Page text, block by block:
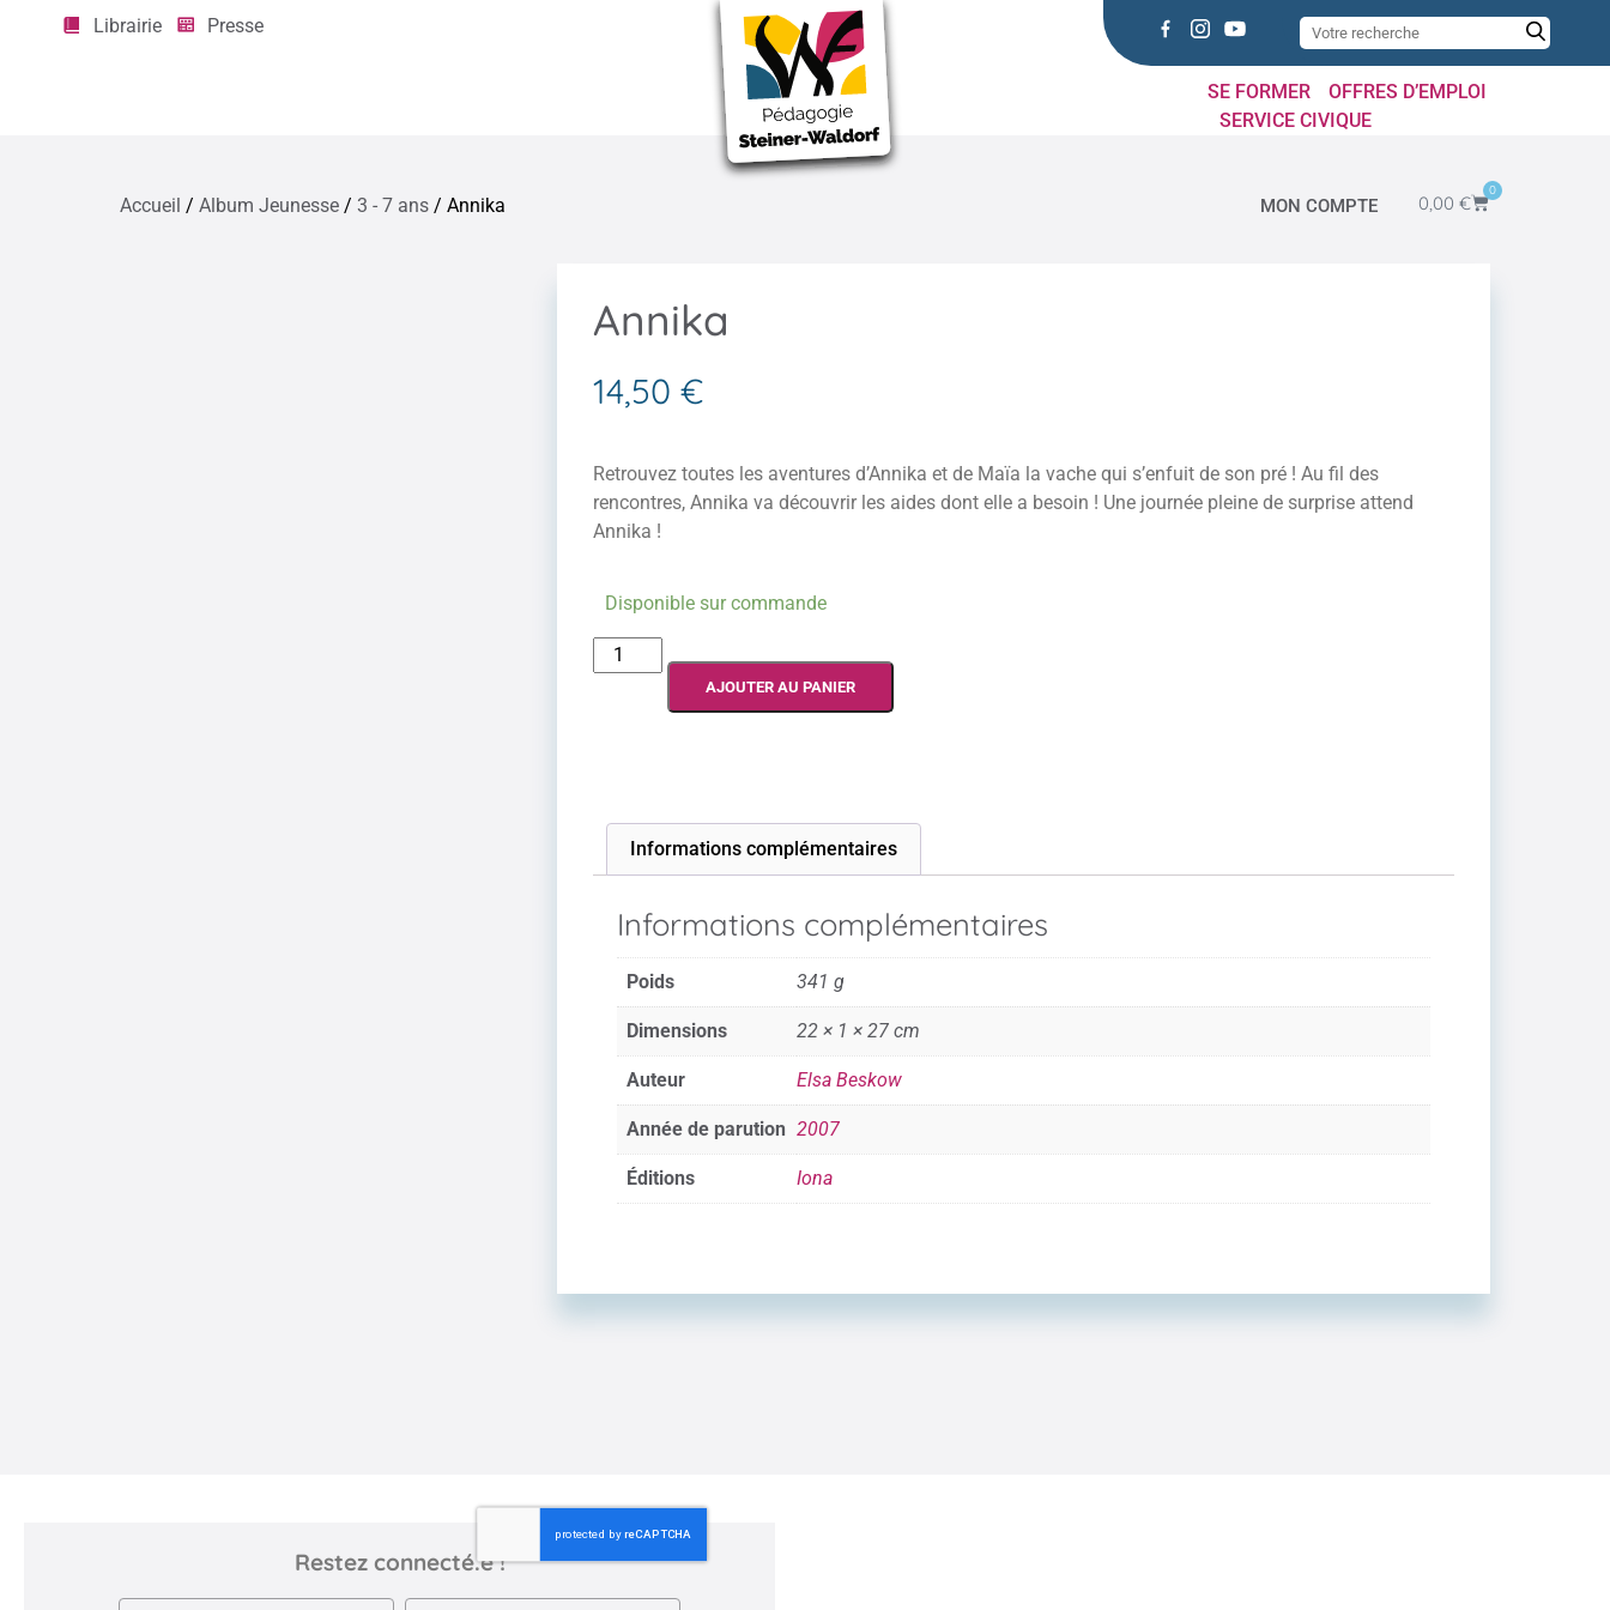
SE FORMER
OFFRES D’EMPLOI
SERVICE CIVIQUE
Librairie Presse
Accueil / Album Jeunesse / 3 - 7 ans / Annika MON COMPTE 0,00€
0
Annika
14,50 €
Retrouvez toutes les aventures d’Annika et de Maïa la vache qui s’enfuit de son pré ! Au fil des
rencontres, Annika va découvrir les aides dont elle a besoin ! Une journée pleine de surprise attend
Annika !
Disponible sur commande
AJOUTER AU PANIER
Informations complémentaires
Informations complémentaires
Poids 341 g
Dimensions 22 × 1 × 27 cm
Auteur Elsa Beskow
Année de parution 2007
Éditions Iona
Restez connecté.e !
Newsletter